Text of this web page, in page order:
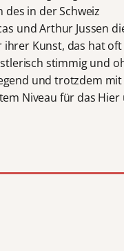
des in der Schweiz
und Arthur Jussen
ihrer Kunst, das hat oft
stimmig und
und trotzdem mit
Niveau für das Hier